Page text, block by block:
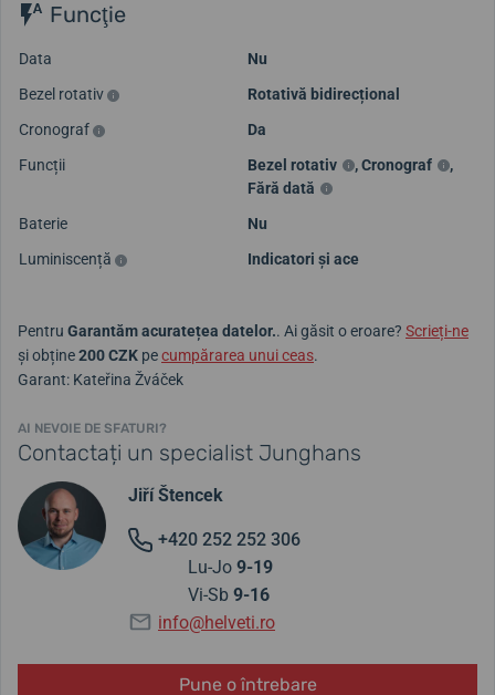
Funcţie
Data
Nu
Bezel rotativ
Rotativă bidirecțional
Cronograf
Da
Funcții
Bezel rotativ ,Cronograf
,
Fără dată
Baterie
Nu
Luminiscență
Indicatori și ace
Pentru Garantăm acuratețea datelor.. Ai găsit o eroare? Scrieți-ne
și obține200 CZK pecumpărarea unui ceas.
Garant: Kateřina Žváček
AI NEVOIE DE SFATURI?
Contactați un specialist Junghans
Jiří Štencek
+420 252 252 306
Lu-Jo 9-19
Vi-Sb 9-16
info@helveti.ro
Pune o întrebare